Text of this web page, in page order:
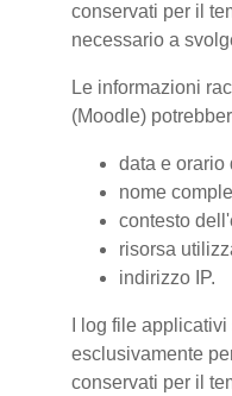
conservati per il
necessario a
Le informazioni
(Moodle)
data e orario
nome
contesto
risorsa
indirizzo IP.
I log file
esclusivamente
conservati per il